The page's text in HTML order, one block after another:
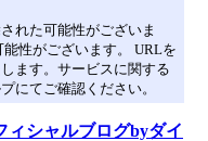
れた可能性がございま
性がございます。 URLを
ます。サービスに関する
にてご確認ください。
ィシャルブログbyダイ